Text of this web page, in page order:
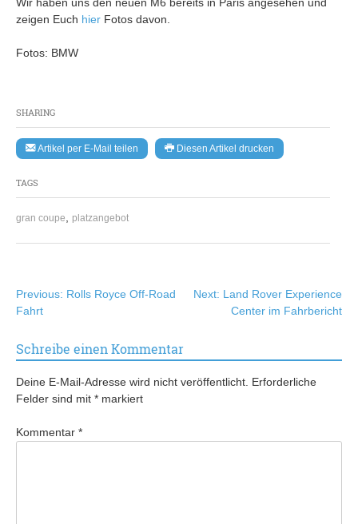
SHARING
Artikel per E-Mail teilen Diesen Artikel drucken
TAGS
gran coupe, platzangebot
zeigen Euch hier Fotos davon.
Fotos: BMW
Beitragsnavigation
Previous: Rolls Royce Off-Road
Fahrt
Next: Land Rover Experience
Center im Fahrbericht
Schreibe einen Kommentar
Deine E-Mail-Adresse wird nicht veröffentlicht. Erforderliche
Felder sind mit * markiert
Kommentar *